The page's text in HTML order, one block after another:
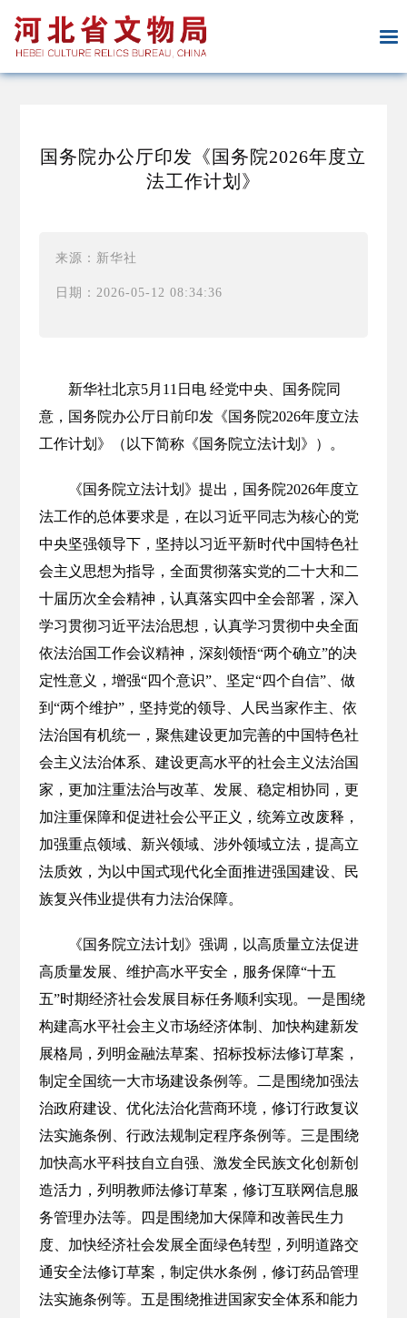
国务院办公厅印发《国务院2026年度立
法工作计划》
来源：新华社
日期：2026-05-12 08:34:36
新华社北京5月11日电 经党中央、国务院同
意，国务院办公厅日前印发《国务院2026年度立法
工作计划》（以下简称《国务院立法计划》）。
《国务院立法计划》提出，国务院2026年度立
法工作的总体要求是，在以习近平同志为核心的党
中央坚强领导下，坚持以习近平新时代中国特色社
会主义思想为指导，全面贯彻落实党的二十大和二
十届历次全会精神，认真落实四中全会部署，深入
学习贯彻习近平法治思想，认真学习贯彻中央全面
依法治国工作会议精神，深刻领悟“两个确立”的决
定性意义，增强“四个意识”、坚定“四个自信”、做
到“两个维护”，坚持党的领导、人民当家作主、依
法治国有机统一，聚焦建设更加完善的中国特色社
会主义法治体系、建设更高水平的社会主义法治国
家，更加注重法治与改革、发展、稳定相协同，更
加注重保障和促进社会公平正义，统筹立改废释，
加强重点领域、新兴领域、涉外领域立法，提高立
法质效，为以中国式现代化全面推进强国建设、民
族复兴伟业提供有力法治保障。
《国务院立法计划》强调，以高质量立法促进
高质量发展、维护高水平安全，服务保障“十五
五”时期经济社会发展目标任务顺利实现。一是围绕
构建高水平社会主义市场经济体制、加快构建新发
展格局，列明金融法草案、招标投标法修订草案，
制定全国统一大市场建设条例等。二是围绕加强法
治政府建设、优化法治化营商环境，修订行政复议
法实施条例、行政法规制定程序条例等。三是围绕
加快高水平科技自立自强、激发全民族文化创新创
造活力，列明教师法修订草案，修订互联网信息服
务管理办法等。四是围绕加大保障和改善民生力
度、加快经济社会发展全面绿色转型，列明道路交
通安全法修订草案，制定供水条例，修订药品管理
法实施条例等。五是围绕推进国家安全体系和能力